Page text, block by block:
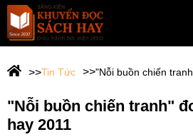
Trang Chủ
Giải Sách Hay
Tin Tức "Nỗi buồn chiến
"Nỗi buồn chiến tranh"
hay 2011